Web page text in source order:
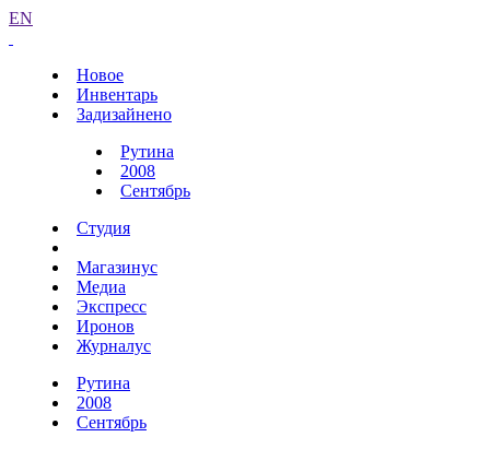
EN
Новое
Инвентарь
Задизайнено
Рутина
2008
Сентябрь
Студия
Магазинус
Медиа
Экспресс
Иронов
Журналус
Рутина
2008
Сентябрь